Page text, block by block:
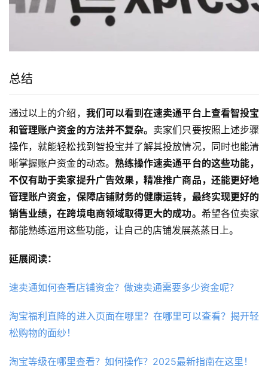
总结
通过以上的介绍， 我们可以看到在速卖通平台上查看智投宝
和管理账户资金的方法并不复杂。 卖家们只要按照上述步骤
操作，就能轻松找到智投宝并了解其投放情况，同时也能清
晰掌握账户资金的动态。 熟练操作速卖通平台的这些功能，
不仅有助于卖家提升广告效果，精准推广商品，还能更好地
管理账户资金，保障店铺财务的健康运转，最终实现更好的
销售业绩，在跨境电商领域取得更大的成功。 希望各位卖家
都能熟练运用这些功能，让自己的店铺发展蒸蒸日上。
延展阅读：
速卖通如何查看店铺资金？做速卖通需要多少资金呢？
淘宝福利直降的进入页面在哪里？在哪里可以查看？揭开轻
松购物的面纱！
淘宝等级在哪里查看？如何操作？2025最新指南在这里！